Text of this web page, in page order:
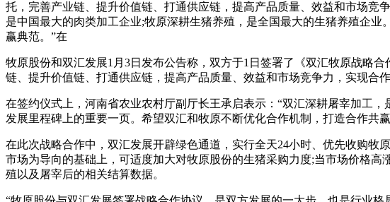
托，完善产业链、提升价值链、打通供应链，提高产品质量、效益和市场竞
是中国最大的肉类加工企业;牧原深耕生猪养殖，是全国最大的生猪养殖企
赢典范。”在
牧原股份和双汇发展1月3日发布公告称，双方于1日签署了《双汇牧原战略
链、提升价值链、打通供应链，提高产品质量、效益和市场竞争力，实现合
在签约仪式上，河南省农业农村厅副厅长王承启表示：“双汇深耕屠宰加工
发展里程碑上的重要一页。希望双汇和牧原不断优化合作机制，打造合作共
在此次战略合作中，双汇发展开辟绿色通道，实行全天24小时、优先收购
市场为导向的基础上，可适度加大对牧原股份的生猪采购力度;当市场价格
殖以及屠宰后的相关结算数据。